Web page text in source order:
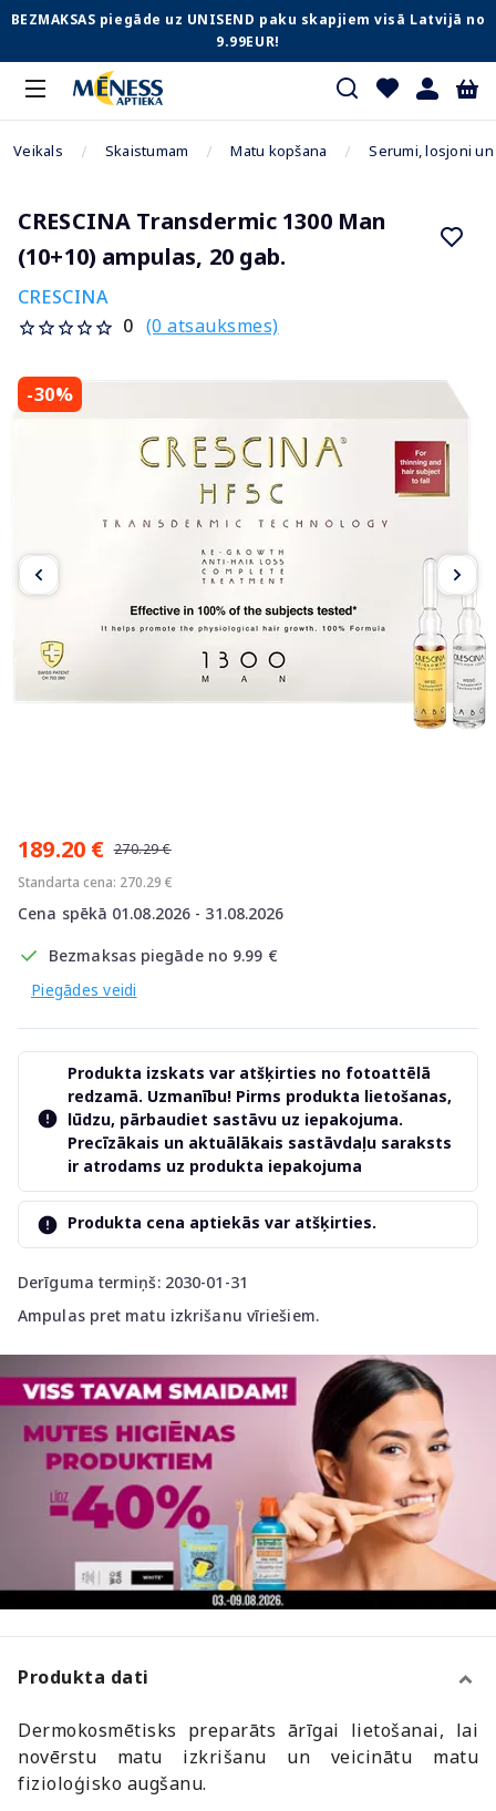
BEZMAKSAS piegāde uz UNISEND paku skapjiem visā Latvijā no
9.99EUR!
Veikals Skaistumam Matu kopšana Serumi, losjoni
CRESCINA Transdermic 1300 Man
(10+10) ampulas, 20 gab.
CRESCINA
0 (0 atsauksmes)
-30%
189.20 € 270.29 €
Standarta cena: 270.29 €
Cena spēkā 01.08.2026 - 31.08.2026
Bezmaksas piegāde no 9.99 €
Piegādes veidi
Derīguma termiņš: 2030-01-31
Ampulas pret matu izkrišanu vīriešiem.
Produkta izskats var atšķirties no fotoattēlā
redzamā. Uzmanību! Pirms produkta lietošanas,
lūdzu, pārbaudiet sastāvu uz iepakojuma.
Precīzākais un aktuālākais sastāvdaļu saraksts
ir atrodams uz produkta iepakojuma
Produkta cena aptiekās var atšķirties.
Produkta dati
Dermokosmētisks preparāts ārīgai lietošanai, lai
novērstu matu izkrišanu un veicinātu matu
fizioloģisko augšanu.